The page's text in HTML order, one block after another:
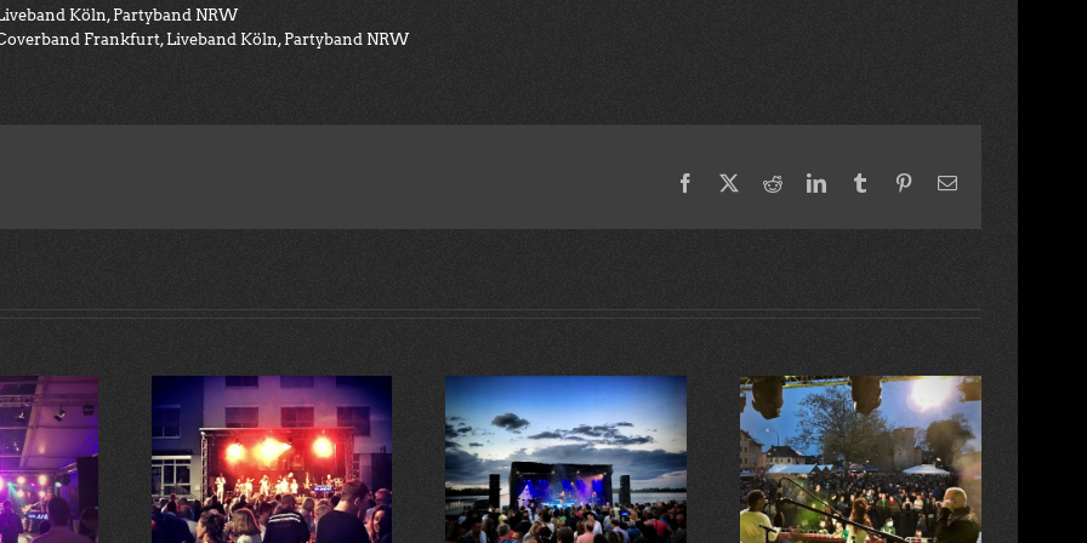
Köln, Partyband NRW
Frankfurt, Liveband Köln, Partyband NRW
Facebook RedditLinkedInTumblr PinterestEmail
Edeka Koblenz
Open-Air Konzert im Seepark
Zülpich mit 900 Fans
Tanz in den Mai Instagram ersetzt Beiträge